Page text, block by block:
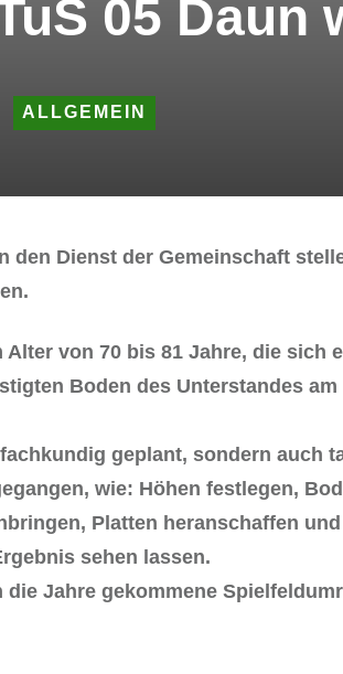
05 Daun
ALLGEMEIN
den Dienst der Gemeinschaft
von 70 bis 81 Jahre, die sich
Boden des Unterstandes
geplant, sondern auch
wie: Höhen festlegen,
Platten heranschaffen
sehen lassen.
Jahre gekommene